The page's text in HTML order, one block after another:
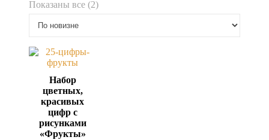
Показаны все (2)Сортировка:
Набор
цветных,
красивых
цифр с
рисунками
«Фрукты»